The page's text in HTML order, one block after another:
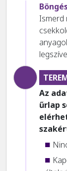
Ismerd
Az
űrlap